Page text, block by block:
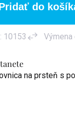
na prsteň s
do
10153